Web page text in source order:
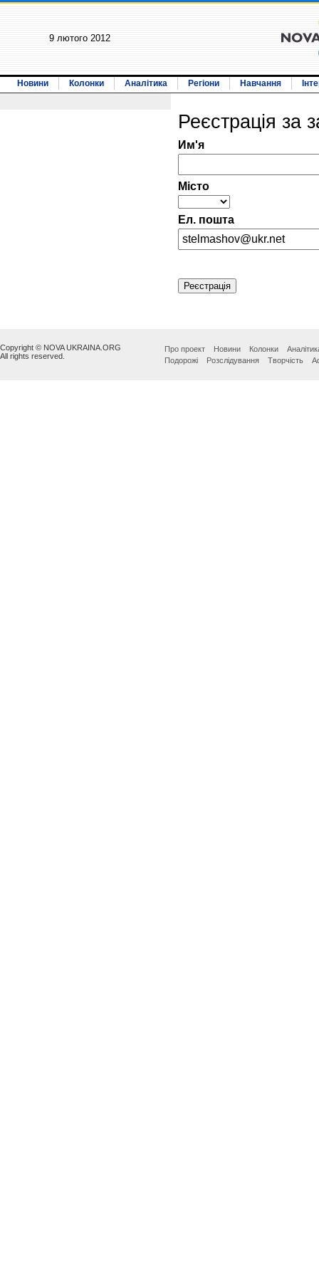
9 лютого 2012
Новини Колонки Аналітика Регіони Навчання
Реєстрація за
Им'я
Мiсто
Ел. пошта
Copyright © NOVA UKRAINA.ORG
All rights reserved.
Про проект Новини Колонки
Подорожі
Розслідування Творчість